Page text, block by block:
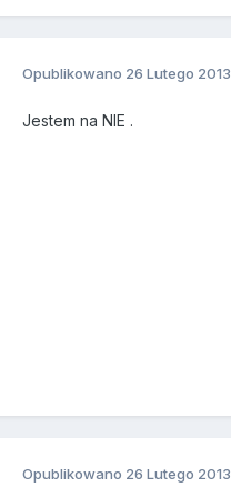
Opublikowano 26 Lutego 2013
Jestem na NIE .
Opublikowano 26 Lutego 2013